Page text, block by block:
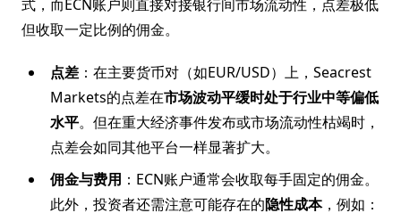
式，而ECN账户则直接对接银行间市场流动性，点差极低
但收取一定比例的佣金。
点差 ：在主要货币对（如EUR/USD）上，Seacrest
Markets的点差在市场波动平缓时处于行业中等偏低
水平。但在重大经济事件发布或市场流动性枯竭时，
点差会如同其他平台一样显著扩大。
佣金与费用 ：ECN账户通常会收取每手固定的佣金。
此外，投资者还需注意可能存在的隐性成本，例如：